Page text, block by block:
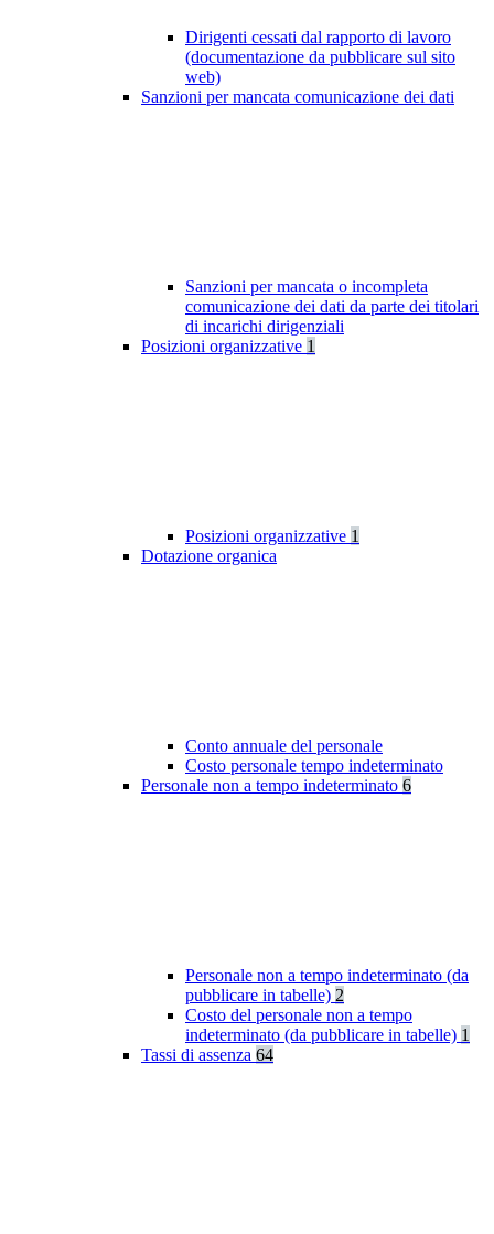
Dirigenti cessati dal rapporto di lavoro
(documentazione da pubblicare sul sito
web)
Sanzioni per mancata comunicazione dei dati
Sanzioni per mancata o incompleta
comunicazione dei dati da parte dei titolari
di incarichi dirigenziali
Posizioni organizzative 1
Posizioni organizzative 1
Dotazione organica
Conto annuale del personale
Costo personale tempo indeterminato
Personale non a tempo indeterminato 6
Personale non a tempo indeterminato (da
pubblicare in tabelle) 2
Costo del personale non a tempo
indeterminato (da pubblicare in tabelle) 1
Tassi di assenza 64